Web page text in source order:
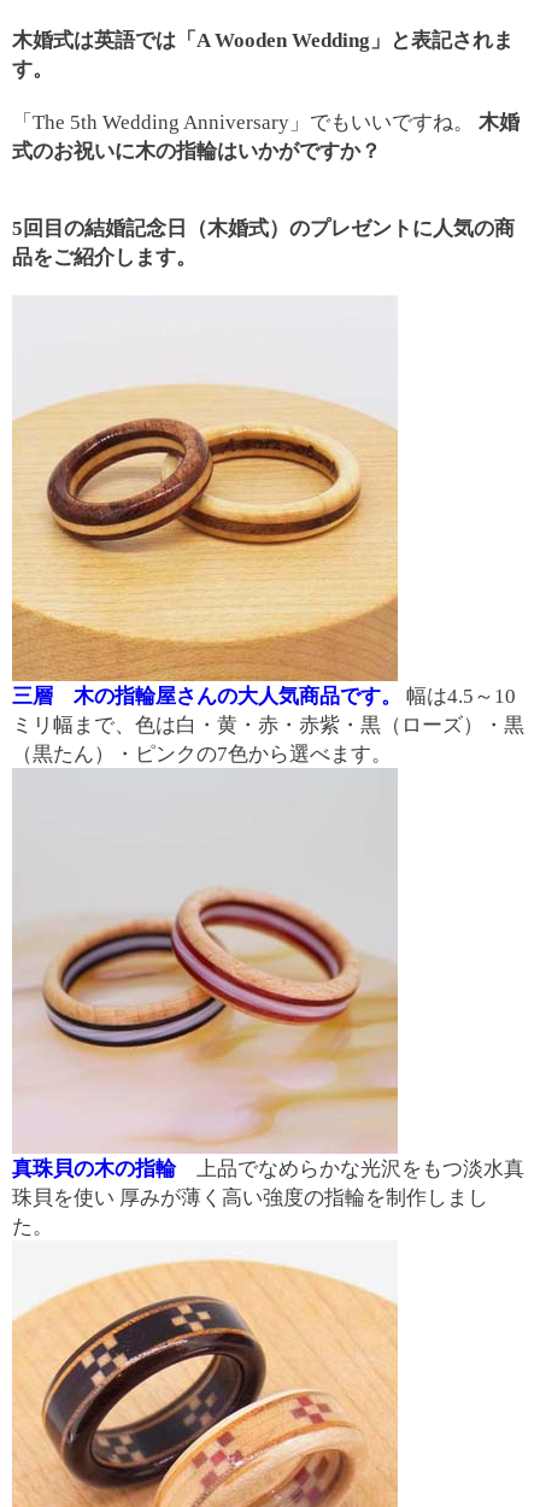
木婚式は英語では「A Wooden Wedding」と表記されま
す。
「The 5th Wedding Anniversary」でもいいですね。 木婚
式のお祝いに木の指輪はいかがですか？
5回目の結婚記念日（木婚式）のプレゼントに人気の商
品をご紹介します。
三層 木の指輪屋さんの大人気商品です。
幅は4.5～10
ミリ幅まで、色は白・黄・赤・赤紫・黒（ローズ）・黒
（黒たん）・ピンクの7色から選べます。
真珠貝の木の指輪上品でなめらかな光沢をもつ淡水真
珠貝を使い 厚みが薄く高い強度の指輪を制作しまし
た。